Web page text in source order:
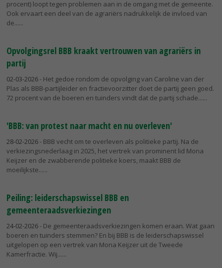
procent) loopt tegen problemen aan in de omgang met de gemeente.
Ook ervaart een deel van de agrariërs nadrukkelijk de invloed van
de...
Opvolgingsrel BBB kraakt vertrouwen van agrariërs in
partij
02-03-2026- Het gedoe rondom de opvolging van Caroline van der
Plas als BBB-partijleider en fractievoorzitter doet de partij geen goed.
72 procent van de boeren en tuinders vindt dat de partij schade...
'BBB: van protest naar macht en nu overleven'
28-02-2026- BBB vecht om te overleven als politieke partij. Na de
verkiezingsnederlaag in 2025, het vertrek van prominent lid Mona
Keijzer en de zwabberende politieke koers, maakt BBB de
moeilijkste...
Peiling: leiderschapswissel BBB en
gemeenteraadsverkiezingen
24-02-2026- De gemeenteraadsverkiezingen komen eraan. Wat gaan
boeren en tuinders stemmen? En bij BBB is de leiderschapswissel
uitgelopen op een vertrek van Mona Keijzer uit de Tweede
Kamerfractie. Wij...